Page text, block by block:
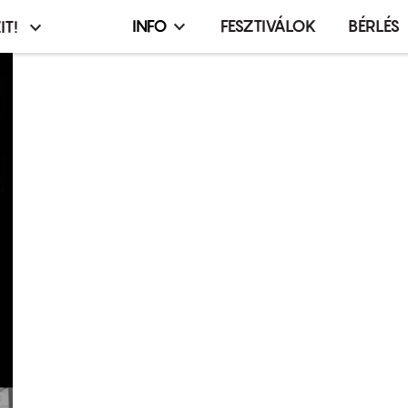
Infó,
INFO FESZTIVÁLOK BÉRLÉS